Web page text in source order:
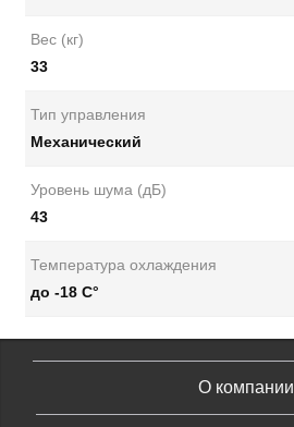
Вес (кг)
33
Тип управления
Механический
Уровень шума (дБ)
43
Температура охлаждения
до -18 С°
О компании